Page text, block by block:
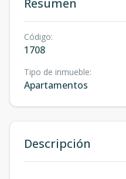
Resumen
Código:
1708
Tipo de inmueble:
Apartamentos
Descripción